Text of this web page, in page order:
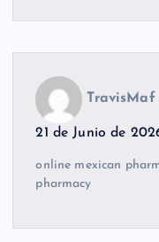
TravisMaf
21 de Junio de
online mexican
pharmacy